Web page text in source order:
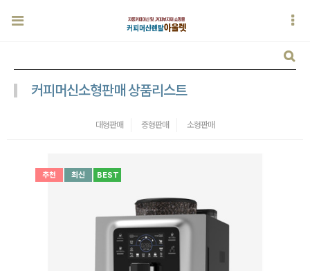
커피머신소형판매 상품리스트
대형판매 중형판매 소형판매
추천 최신 BEST